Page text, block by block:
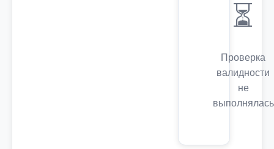
⏳
Проверка
валидности
не
выполнялась